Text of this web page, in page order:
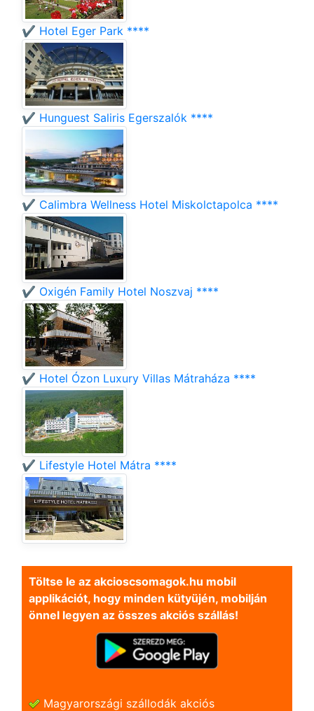
✔️ Hotel Eger Park ****
✔️ Hunguest Saliris Egerszalók ****
✔️ Calimbra Wellness Hotel Miskolctapolca ****
✔️ Oxigén Family Hotel Noszvaj ****
✔️ Hotel Ózon Luxury Villas Mátraháza ****
✔️ Lifestyle Hotel Mátra ****
Töltse le az akcioscsomagok.hu mobil
applikációt, hogy minden kütyüjén, mobilján
önnel legyen az összes akciós szállás!
Magyarországi szállodák akciós